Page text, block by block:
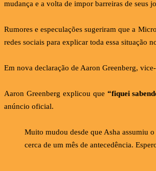
mudança e a volta de impor barreiras de seus
Rumores e especulações sugeriram que a
redes sociais para explicar toda essa situação
Em nova declaração de Aaron Greenberg,
Aaron Greenberg explicou que “fiquei
anúncio oficial.
Muito mudou desde que Asha assumiu
cerca de um mês de antecedência.